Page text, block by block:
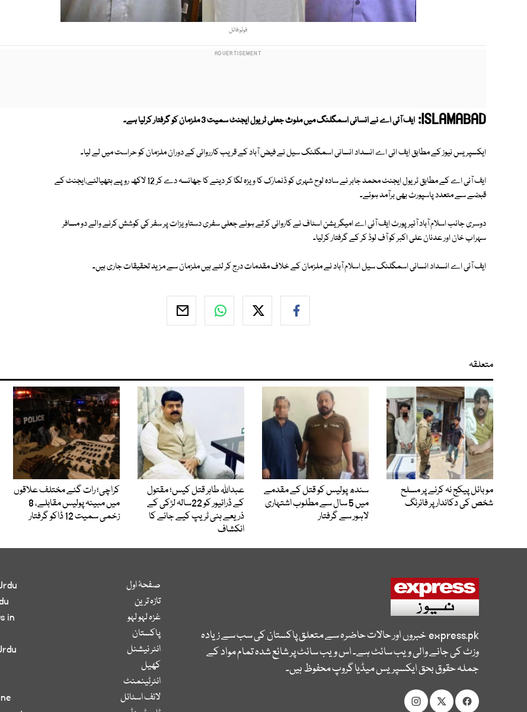
فوٹو:فائل
ISLAMABAD: ایف آئی اے نے انسانی اسمگلنگ میں ملوث جعلی ٹریول ایجنٹ سمیت 3 ملزمان کو گرفتار کرلیا ہے۔
ایکسپریس نیوز کے مطابق ایف ائی اے انسداد انسانی اسمگلنگ سیل نے فیض آباد کے قریب کارروائی کے دوران ملزمان کو حراست میں لے لیا۔
ایف آئی اے کے مطابق ٹریول ایجنٹ محمد جابر نے سادہ لوح شہری کو ڈنمارک کا ویزہ لگا کر دینے کا جھانسہ دے کر 12 لاکھ روپے ہتھیالئے،ایجنٹ کے
قبضے سے متعدد پاسپورٹ بھی برآمد ہوئے۔
دوسری جانب اسلام آباد آئیر پورٹ ایف آئی اے امیگریشن اسٹاف نے کاروائی کرتے ہوئے جعلی سفری دستاویزات پر سفر کی کوشش کرنے والے دو مسافر
سہراب خان اور عدنان علی اکبر کو آف لوڈ کر کے گرفتار کرلیا۔
ایف آئی اے انسداد انسانی اسمگلنگ سیل اسلام آباد نے ملزمان کے خلاف مقدمات درج کر لئے ہیں ملزمان سے مزید تحقیقات جاری ہیں۔
متعلقہ
موبائل پیکج نہ کرنے پر مسلح
شخص کی دکاندار پر فائرنگ
سندھ پولیس کو قتل کے مقدمے
میں 5 سال سے مطلوب اشتہاری
لاہور سے گرفتار
عبداللہ طاہر قتل کیس؛ مقتول
کے ڈرائیور کو 22سالہ لڑکی کے
ذریعے ہنی ٹریپ کیے جانے کا
انکشاف
کراچی؛ رات گئے مختلف علاقوں
میں مبینہ پولیس مقابلے، 8
زخمی سمیت 12 ڈاکو گرفتار
express.pkخبروں اور حالات حاضرہ سے متعلق پاکستان کی سب سے زیادہ
وزٹ کی جانے والی ویب سائٹ ہے۔ اس ویب سائٹ پر شائع شدہ تمام مواد کے
جملہ حقوق بحق ایکسپریس میڈیا گروپ محفوظ ہیں۔
صفحۂ اول
تازہ ترین
غزہ لہو لہو
پاکستان
انٹر نیشنل
کھیل
انٹرٹینمنٹ
لائف اسٹائل
in